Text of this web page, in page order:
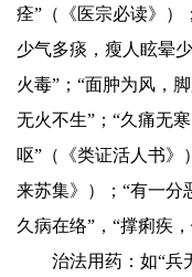
痊”（《医宗必读》）
少气多痰，瘦人眩晕
火毒”；“面肿为风，
无火不生”；“久痛无
呕”（《类证活人书》
来苏集》）；“有一分
久病在络”，“撑痢疾
治法用药：如“兵